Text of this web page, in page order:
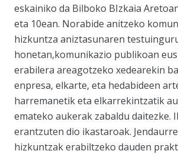
eskainiko da Bilboko BIzkaia
eta 10ean. Norabide anitzeko
hizkuntza aniztasunaren
honetan,komunikazio publikoan
erabilera areagotzeko xedearekin
enpresa, elkarte, eta hedabideen
harremanetik eta elkarrekintzatik
emateko aukerak zabaldu daitezke.
erantzuten dio ikastaroak.
hizkuntzak erabiltzeko dauden